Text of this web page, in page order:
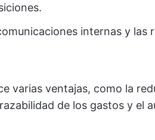
internas y las
varias ventajas, como la
de los gastos y el